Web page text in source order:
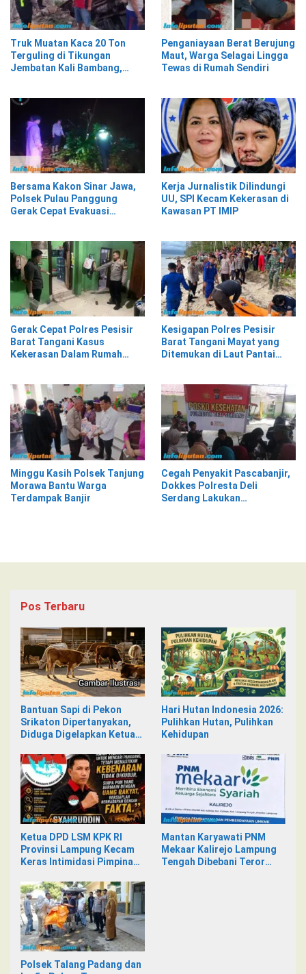
Truk Muatan Kaca 20 Ton
Terguling di Tikungan
Jembatan Kali Bambang,
Penganiayaan Berat Berujung
Maut, Warga Selagai Lingga
Tewas di Rumah Sendiri
Bersama Kakon Sinar Jawa,
Polsek Pulau Panggung
Gerak Cepat Evakuasi
Kerja Jurnalistik Dilindungi
UU, SPI Kecam Kekerasan di
Kawasan PT IMIP
Gerak Cepat Polres Pesisir
Barat Tangani Kasus
Kekerasan Dalam Rumah
Kesigapan Polres Pesisir
Barat Tangani Mayat yang
Ditemukan di Laut Pantai
Minggu Kasih Polsek Tanjung
Morawa Bantu Warga
Terdampak Banjir
Cegah Penyakit Pascabanjir,
Dokkes Polresta Deli
Serdang Lakukan
Pos Terbaru
Bantuan Sapi di Pekon
Srikaton Dipertanyakan,
Diduga Digelapkan Ketua
Hari Hutan Indonesia 2026:
Pulihkan Hutan, Pulihkan
Kehidupan
Ketua DPD LSM KPK RI
Provinsi Lampung Kecam
Keras Intimidasi Pimpinan
Kalirejo terhadap Nad
Mantan Karyawati PNM
Mekaar Kalirejo Lampung
Tengah Dibebani Teror
Polsek Talang Padang dan